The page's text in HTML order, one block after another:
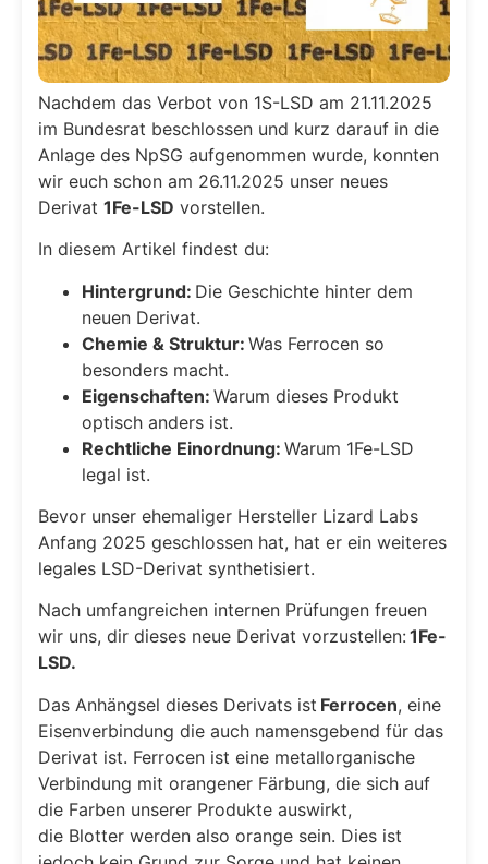
Nachdem das Verbot von 1S-LSD am 21.11.2025
im Bundesrat beschlossen und kurz darauf in die
Anlage des NpSG aufgenommen wurde, konnten
wir euch schon am 26.11.2025 unser neues
Derivat 1Fe-LSD vorstellen.
In diesem Artikel findest du:
Hintergrund: Die Geschichte hinter dem
neuen Derivat.
Chemie & Struktur: Was Ferrocen so
besonders macht.
Eigenschaften: Warum dieses Produkt
optisch anders ist.
Rechtliche Einordnung: Warum 1Fe-LSD
legal ist.
Bevor unser ehemaliger Hersteller Lizard Labs
Anfang 2025 geschlossen hat, hat er ein weiteres
legales LSD-Derivat synthetisiert.
Nach umfangreichen internen Prüfungen freuen
wir uns, dir dieses neue Derivat vorzustellen: 1Fe-
LSD.
Das Anhängsel dieses Derivats ist Ferrocen, eine
Eisenverbindung die auch namensgebend für das
Derivat ist. Ferrocen ist eine metallorganische
Verbindung mit orangener Färbung, die sich auf
die Farben unserer Produkte auswirkt,
die Blotter werden also orange sein. Dies ist